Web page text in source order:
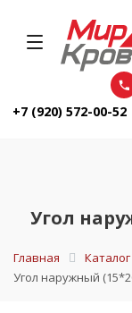
+7 (920) 572-00-52
Угол
Главная Каталог
Угол наружный